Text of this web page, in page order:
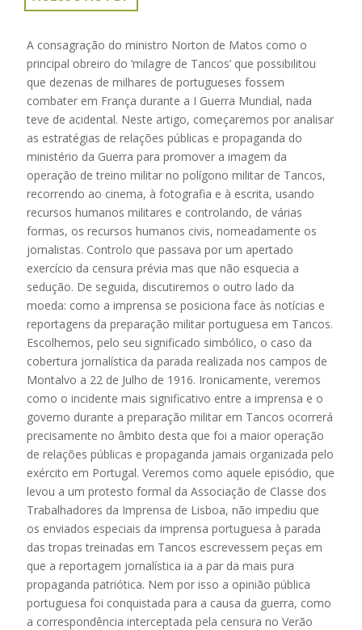
A consagração do ministro Norton de Matos como o
principal obreiro do ‘milagre de Tancos’ que possibilitou
que dezenas de milhares de portugueses fossem
combater em França durante a I Guerra Mundial, nada
teve de acidental. Neste artigo, começaremos por analisar
as estratégias de relações públicas e propaganda do
ministério da Guerra para promover a imagem da
operação de treino militar no polígono militar de Tancos,
recorrendo ao cinema, à fotografia e à escrita, usando
recursos humanos militares e controlando, de várias
formas, os recursos humanos civis, nomeadamente os
jornalistas. Controlo que passava por um apertado
exercício da censura prévia mas que não esquecia a
sedução. De seguida, discutiremos o outro lado da
moeda: como a imprensa se posiciona face às notícias e
reportagens da preparação militar portuguesa em Tancos.
Escolhemos, pelo seu significado simbólico, o caso da
cobertura jornalística da parada realizada nos campos de
Montalvo a 22 de Julho de 1916. Ironicamente, veremos
como o incidente mais significativo entre a imprensa e o
governo durante a preparação militar em Tancos ocorrerá
precisamente no âmbito desta que foi a maior operação
de relações públicas e propaganda jamais organizada pelo
exército em Portugal. Veremos como aquele episódio, que
levou a um protesto formal da Associação de Classe dos
Trabalhadores da Imprensa de Lisboa, não impediu que
os enviados especiais da imprensa portuguesa à parada
das tropas treinadas em Tancos escrevessem peças em
que a reportagem jornalística ia a par da mais pura
propaganda patriótica. Nem por isso a opinião pública
portuguesa foi conquistada para a causa da guerra, como
a correspondência interceptada pela censura no Verão